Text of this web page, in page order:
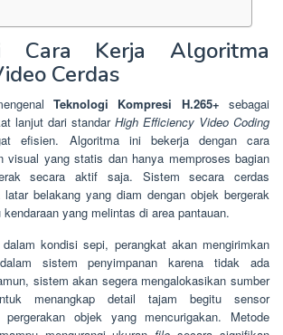
Cara Kerja Algoritma
Cerdas
Teknologi Kompresi H.265+ sebagai
lanjut dari standar High Efficiency Video Coding
efisien. Algoritma ini bekerja dengan cara
visual yang statis dan hanya memproses bagian
secara aktif saja. Sistem secara cerdas
latar belakang yang diam dengan objek bergerak
yang melintas di area pantauan.
kondisi sepi, perangkat akan mengirimkan
sistem penyimpanan karena tidak ada
sistem akan segera mengalokasikan sumber
menangkap detail tajam begitu sensor
pergerakan objek yang mencurigakan. Metode